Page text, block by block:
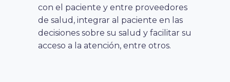
con el paciente y entre proveedores
de salud, integrar al paciente en las
decisiones sobre su salud y facilitar su
acceso a la atención, entre otros.